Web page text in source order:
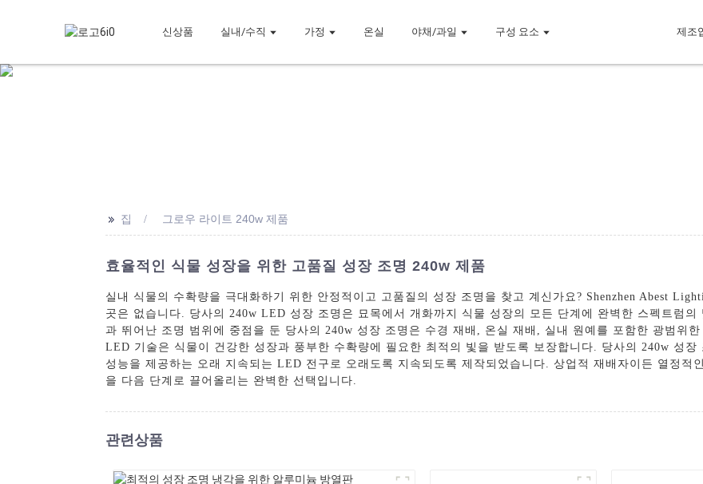
신상품 실내/수직 가정 온실 야채/과일 구성 요소 제조
>> 집 그로우 라이트 240w 제품
효율적인 식물 성장을 위한 고품질 성장 조명 240w 제품
실내 식물의 수확량을 극대화하기 위한 안정적이고 고품질의 성장 조명을 찾고 계신가요? Shenzhen Abest
곳은 없습니다. 당사의 240w LED 성장 조명은 묘목에서 개화까지 식물 성장의 모든 단계에 완벽한 스펙트럼
과 뛰어난 조명 범위에 중점을 둔 당사의 240w 성장 조명은 수경 재배, 온실 재배, 실내 원예를 포함한 광범위
LED 기술은 식물이 건강한 성장과 풍부한 수확량에 필요한 최적의 빛을 받도록 보장합니다. 당사의 240w 성장
성능을 제공하는 오래 지속되는 LED 전구로 오래도록 지속되도록 제작되었습니다. 상업적 재배자이든 열정적
을 다음 단계로 끌어올리는 완벽한 선택입니다.
관련상품